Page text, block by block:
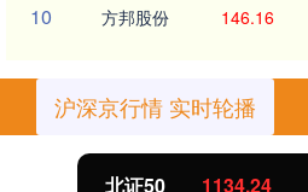
10 方邦股份 146.16
沪深京行情 实时轮播
北证50 1134.24